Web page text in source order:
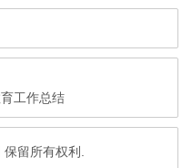
工作总结
留所有权利.